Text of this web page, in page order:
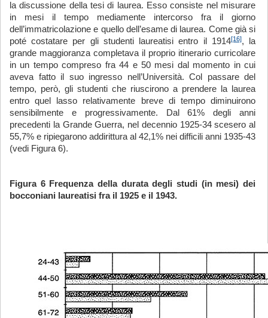
la discussione della tesi di laurea. Esso consiste nel misurare
in mesi il tempo mediamente intercorso fra il giorno
dell’immatricolazione e quello dell’esame di laurea. Come già si
poté costatare per gli studenti laureatisi entro il 1914[16], la
grande maggioranza completava il proprio itinerario curricolare
in un tempo compreso fra 44 e 50 mesi dal momento in cui
aveva fatto il suo ingresso nell’Università. Col passare del
tempo, però, gli studenti che riuscirono a prendere la laurea
entro quel lasso relativamente breve di tempo diminuirono
sensibilmente e progressivamente. Dal 61% degli anni
precedenti la Grande Guerra, nel decennio 1925-34 scesero al
55,7% e ripiegarono addirittura al 42,1% nei difficili anni 1935-43
(vedi Figura 6).
Figura 6 Frequenza della durata degli studi (in mesi) dei
bocconiani laureatisi fra il 1925 e il 1943.